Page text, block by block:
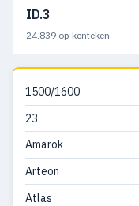
ID.3
24.839 op kenteken
1500/1600
23
Amarok
Arteon
Atlas